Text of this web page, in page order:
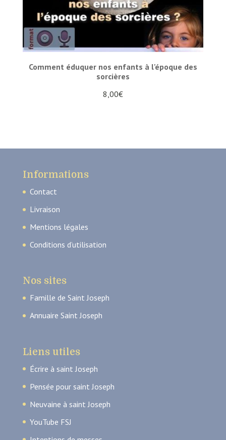
Comment éduquer nos enfants à l'époque des
sorcières
8,00€
Informations
Contact
Livraison
Mentions légales
Conditions d’utilisation
Nos sites
Famille de Saint Joseph
Annuaire Saint Joseph
Liens utiles
Écrire à saint Joseph
Pensée pour saint Joseph
Neuvaine à saint Joseph
YouTube FSJ